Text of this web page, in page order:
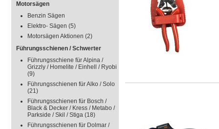
Motorsägen
Benzin Sägen
Elektro- Sägen (5)
Motorsägen Aktionen (2)
Führungsschienen / Schwerter
Führungsschiene für Alpina /
Grizzly / Homelite / Einhell / Ryobi
(9)
Führungsschienen für Alko / Solo
(21)
Führungsschienen für Bosch /
Black & Decker / Kress / Metabo /
Parkside / Skil / Stiga (18)
Führungsschienen für Dolmar /